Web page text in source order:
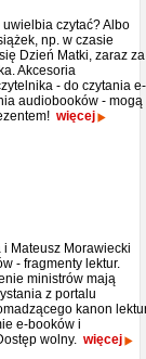
czytać? Albo
np. w czasie
Dzień Matki, zaraz za
Akcesoria
- do czytania e-
audiobooków - mogą
więcej
Mateusz Morawiecki
- fragmenty lektur.
ministrów mają
z portalu
kanon
e-booków i
wolny. więcej